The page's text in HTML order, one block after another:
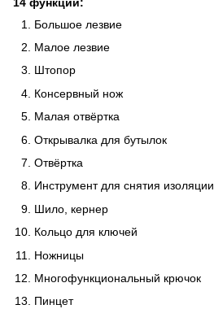
Большое лезвие
Малое лезвие
Штопор
Консервный нож
Малая отвёртка
Открывалка для бутылок
Отвёртка
Инструмент для снятия изоляции
Шило, кернер
Кольцо для ключей
Ножницы
Многофункциональный крючок
Пинцет